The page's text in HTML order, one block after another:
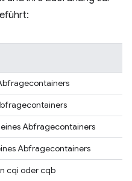
Abfragecontainers
Abfragecontainers
cqi oder cqb